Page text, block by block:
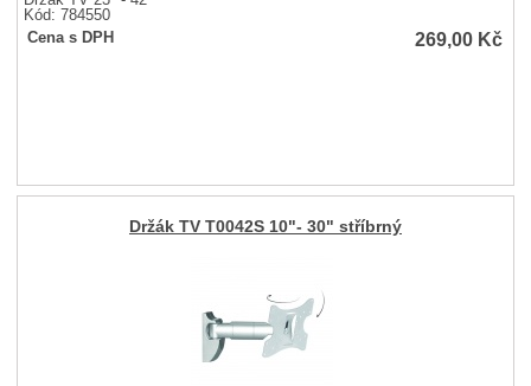
Kód: 784550
Cena s DPH
269,00 Kč
Držák TV T0042S 10"- 30" stříbrný